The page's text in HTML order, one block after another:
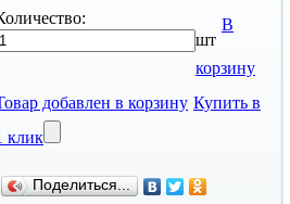
шт
В
корзину
добавлен в корзину Купить в
клик
Поделиться...